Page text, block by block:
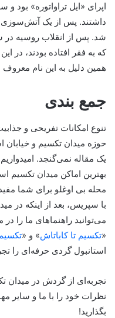
اپرای «ایل تراواتوره» بود و
داشتند. پس از یک
که به فقر افتاده بودند، در
همین دلیل به این نام
جمع بندی
تنوع امکانات تفریحی و
حوزه میدان تکسیم و خیابان
یک مقاله نمی‌گنجد.
بهترین اماکن میدان تکسیم
محله بی اوغلو برای شما
با سپریس، بعد از اینکه در
می‌توانید راهنماهای ما را در
«تکسیم تا کاباتاش» و «
استانبول گردی حرفه‌ای را
تجربه‌ای از گردش در میدان
نظرات خود را با ما و سایر
بگذارید!